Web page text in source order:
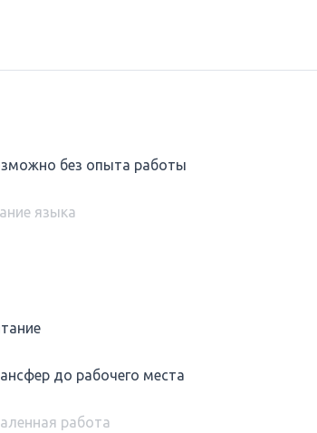
без опыта работы
языка
до рабочего места
работа